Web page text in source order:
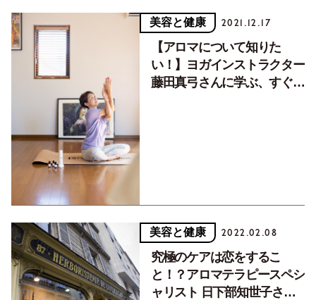
美容と健康 2021.12.17
【アロマについて知りた
い！】ヨガインストラクター
藤田真弓さんに学ぶ、すぐ真
美容と健康 2022.02.08
究極のケアは恋をするこ
と！？アロマテラピースペシ
ャリスト 日下部知世子さん